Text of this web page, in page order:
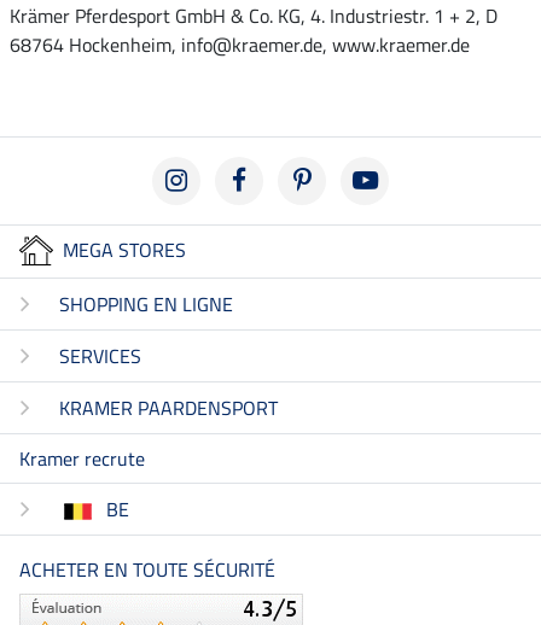
Krämer Pferdesport GmbH & Co. KG, 4. Industriestr. 1 + 2, D
68764 Hockenheim, info@kraemer.de, www.kraemer.de
MEGA STORES
SHOPPING EN LIGNE
SERVICES
KRAMER PAARDENSPORT
Kramer recrute
BE
ACHETER EN TOUTE SÉCURITÉ